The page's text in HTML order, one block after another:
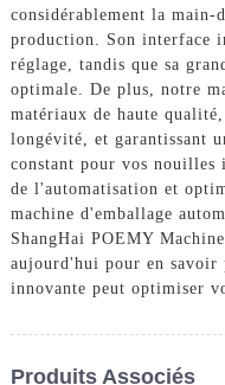
considérablement la
production. Son interface
réglage, tandis que sa
optimale. De plus, notre
matériaux de haute
longévité, et garantissant
constant pour vos nouilles
de l'automatisation et
machine d'emballage
ShangHai POEMY
aujourd'hui pour en savoir
innovante peut optimiser
Produits Associés